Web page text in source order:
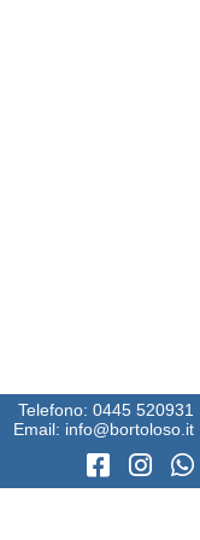
Telefono: 0445 520931
Email: info@bortoloso.it